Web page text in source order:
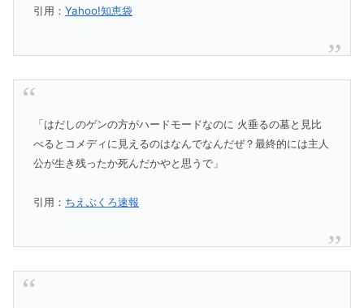
引用： Yahoo!知恵袋
「はだしのゲンの方がハードモードなのに 火垂るの墓と見比
べるとコメディに見えるのはなんでなんだぜ？最終的には主人
公が生き残ったか死んだかやと思うで」
引用： ちえぶくろ速報